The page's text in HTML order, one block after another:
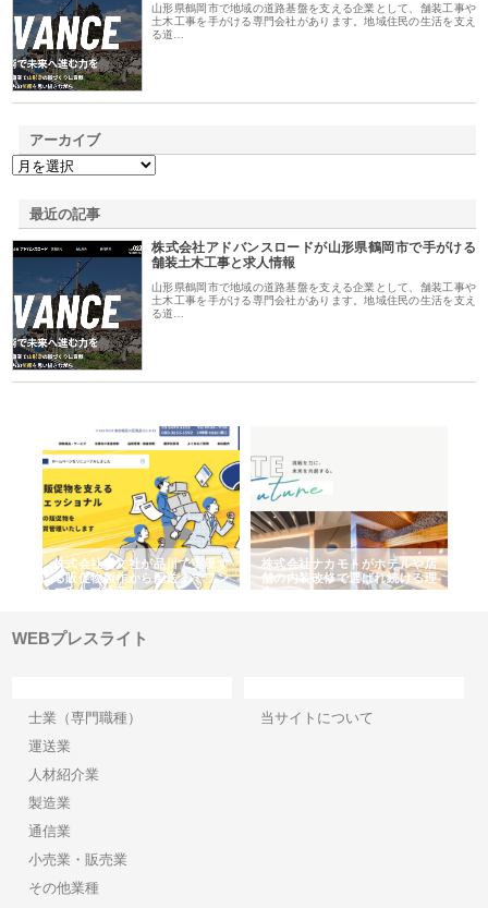
山形県鶴岡市で地域の道路基盤を支える企業として、舗装工事や
土木工事を手がける専門会社があります。地域住民の生活を支え
る道…
アーカイブ
最近の記事
株式会社アドバンスロードが山形県鶴岡市で手がける
舗装土木工事と求人情報
山形県鶴岡市で地域の道路基盤を支える企業として、舗装工事や
土木工事を手がける専門会社があります。地域住民の生活を支え
る道…
式会社耕文社が品川で実現す
販促物製作から配送までワン
ップ対応
株式会社ナカモトがホテルや店
舗の内装改修で選ばれ続ける理
由
株式会社スプ
れる理由と
強み
WEBプレスライト
士業（専門職種）
運送業
人材紹介業
製造業
通信業
小売業・販売業
その他業種
当サイトについて